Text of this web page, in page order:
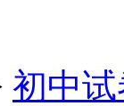
初中